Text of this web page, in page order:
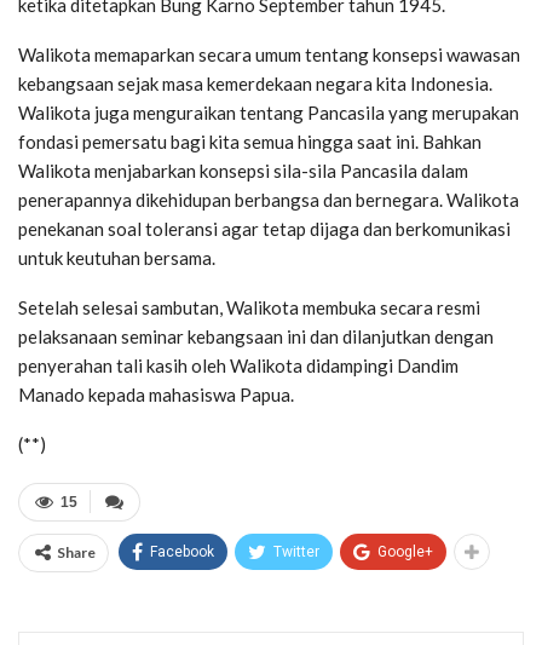
Walikota memaparkan secara umum tentang konsepsi wawasan
kebangsaan sejak masa kemerdekaan negara kita Indonesia.
Walikota juga menguraikan tentang Pancasila yang merupakan
fondasi pemersatu bagi kita semua hingga saat ini. Bahkan
Walikota menjabarkan konsepsi sila-sila Pancasila dalam
penerapannya dikehidupan berbangsa dan bernegara. Walikota
penekanan soal toleransi agar tetap dijaga dan berkomunikasi
untuk keutuhan bersama.
Setelah selesai sambutan, Walikota membuka secara resmi
pelaksanaan seminar kebangsaan ini dan dilanjutkan dengan
penyerahan tali kasih oleh Walikota didampingi Dandim
Manado kepada mahasiswa Papua.
(**)
15
Share Facebook Twitter Google+